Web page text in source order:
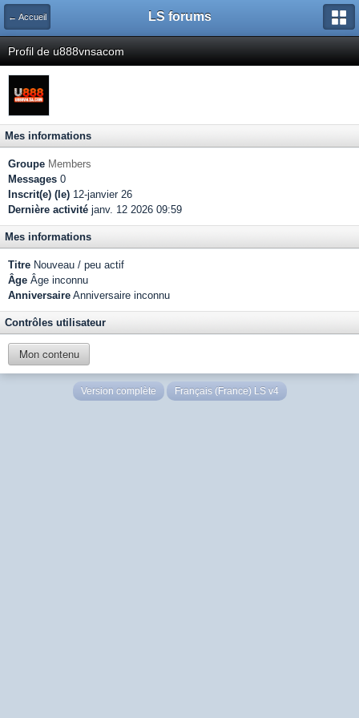
← Accueil LS forums
Profil de u888vnsacom
Mes informations
Groupe Members
Messages 0
Inscrit(e) (le) 12-janvier 26
Dernière activité janv. 12 2026 09:59
Mes informations
Titre Nouveau / peu actif
Âge Âge inconnu
Anniversaire Anniversaire inconnu
Contrôles utilisateur
Mon contenu
Version complète Français (France) LS v4